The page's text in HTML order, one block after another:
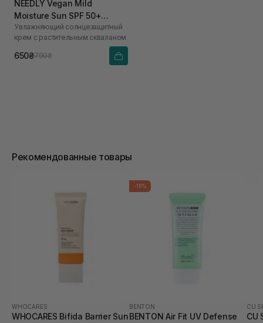
NEEDLY Vegan Mild
Moisture Sun SPF 50+
PA++++ 50 мл
Увлажняющий солнцезащитный
крем с растительным скваланом
650₴790₴
Рекомендованные товары
WHOCARES
WHOCARES Bifida Barrier Sun
-19%
BENTON
BENTON Air Fit UV Defense
CU
CU